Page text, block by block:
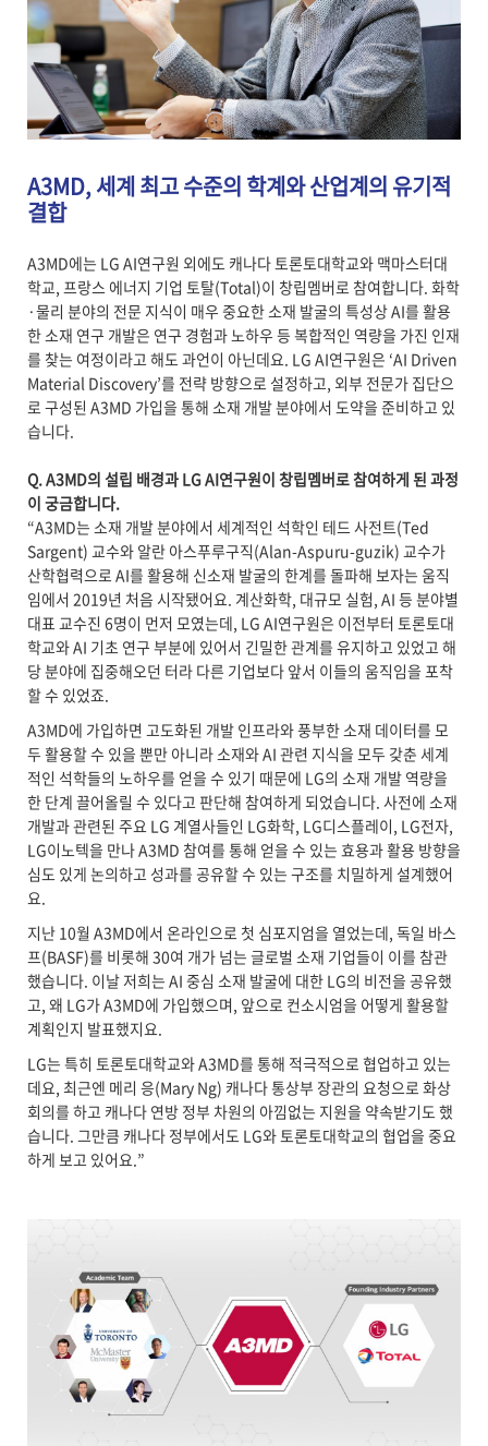
A3MD, 세계 최고 수준의 학계와 산업계의 유기적
결합
A3MD에는 LG AI연구원 외에도 캐나다 토론토대학교와 맥마스터대
학교, 프랑스 에너지 기업 토탈(Total)이 창립멤버로 참여합니다. 화학
·물리 분야의 전문 지식이 매우 중요한 소재 발굴의 특성상 AI를 활용
한 소재 연구 개발은 연구 경험과 노하우 등 복합적인 역량을 가진 인재
를 찾는 여정이라고 해도 과언이 아닌데요. LG AI연구원은 ‘AI Driven
Material Discovery’를 전략 방향으로 설정하고, 외부 전문가 집단으
로 구성된 A3MD 가입을 통해 소재 개발 분야에서 도약을 준비하고 있
습니다.
Q. A3MD의 설립 배경과 LG AI연구원이 창립멤버로 참여하게 된 과정
이 궁금합니다.
“A3MD는 소재 개발 분야에서 세계적인 석학인 테드 사전트(Ted
Sargent) 교수와 알란 아스푸루구직(Alan-Aspuru-guzik) 교수가
산학협력으로 AI를 활용해 신소재 발굴의 한계를 돌파해 보자는 움직
임에서 2019년 처음 시작됐어요. 계산화학, 대규모 실험, AI 등 분야별
대표 교수진 6명이 먼저 모였는데, LG AI연구원은 이전부터 토론토대
학교와 AI 기초 연구 부분에 있어서 긴밀한 관계를 유지하고 있었고 해
당 분야에 집중해오던 터라 다른 기업보다 앞서 이들의 움직임을 포착
할 수 있었죠.
A3MD에 가입하면 고도화된 개발 인프라와 풍부한 소재 데이터를 모
두 활용할 수 있을 뿐만 아니라 소재와 AI 관련 지식을 모두 갖춘 세계
적인 석학들의 노하우를 얻을 수 있기 때문에 LG의 소재 개발 역량을
한 단계 끌어올릴 수 있다고 판단해 참여하게 되었습니다. 사전에 소재
개발과 관련된 주요 LG 계열사들인 LG화학, LG디스플레이, LG전자,
LG이노텍을 만나 A3MD 참여를 통해 얻을 수 있는 효용과 활용 방향을
심도 있게 논의하고 성과를 공유할 수 있는 구조를 치밀하게 설계했어
요.
지난 10월 A3MD에서 온라인으로 첫 심포지엄을 열었는데, 독일 바스
프(BASF)를 비롯해 30여 개가 넘는 글로벌 소재 기업들이 이를 참관
했습니다. 이날 저희는 AI 중심 소재 발굴에 대한 LG의 비전을 공유했
고, 왜 LG가 A3MD에 가입했으며, 앞으로 컨소시엄을 어떻게 활용할
계획인지 발표했지요.
LG는 특히 토론토대학교와 A3MD를 통해 적극적으로 협업하고 있는
데요, 최근엔 메리 응(Mary Ng) 캐나다 통상부 장관의 요청으로 화상
회의를 하고 캐나다 연방 정부 차원의 아낌없는 지원을 약속받기도 했
습니다. 그만큼 캐나다 정부에서도 LG와 토론토대학교의 협업을 중요
하게 보고 있어요.”